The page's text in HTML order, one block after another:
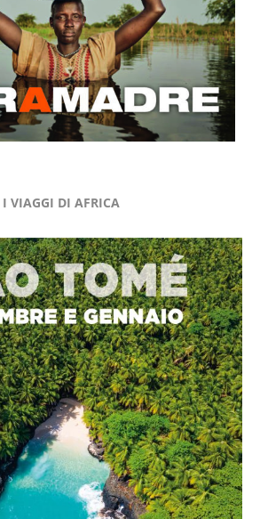
I VIAGGI DI AFRICA